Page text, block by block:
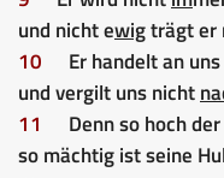
und nicht ewigträgt er
10
Er handelt an
und vergilt uns nicht
11
Denn so hoch
so mächtig ist seine